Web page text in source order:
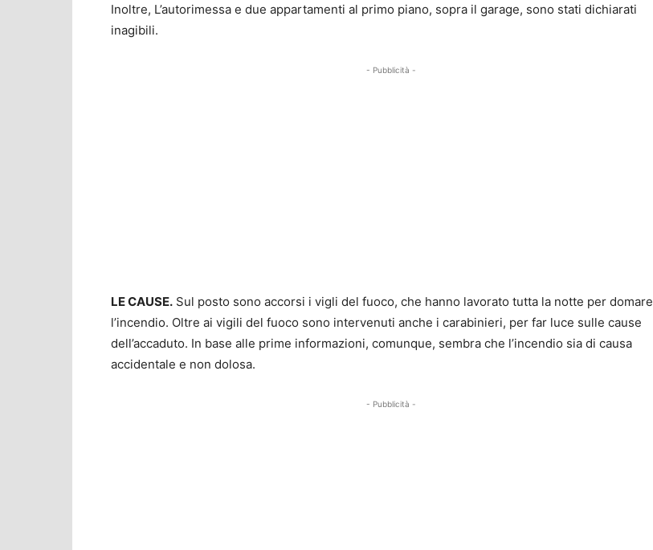
Inoltre, L’autorimessa e due appartamenti al primo piano, sopra il garage, sono stati dichiarati
inagibili.
- Pubblicità -
LE CAUSE. Sul posto sono accorsi i vigli del fuoco, che hanno lavorato tutta la notte per domare
l’incendio. Oltre ai vigili del fuoco sono intervenuti anche i carabinieri, per far luce sulle cause
dell’accaduto. In base alle prime informazioni, comunque, sembra che l’incendio sia di causa
accidentale e non dolosa.
- Pubblicità -